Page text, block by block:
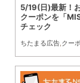
5/19(日)最新！
クーポンを「
チェック
ちたまる広告,クー